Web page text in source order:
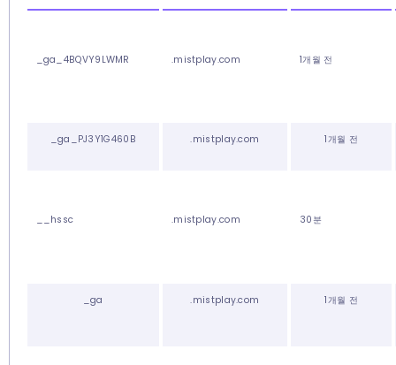
_ga_4BQVY9LWMR .mistplay.com 1개월 전
_ga_PJ3Y1G460B .mistplay.com 1개월 전
__hssc .mistplay.com 30분
_ga .mistplay.com 1개월 전